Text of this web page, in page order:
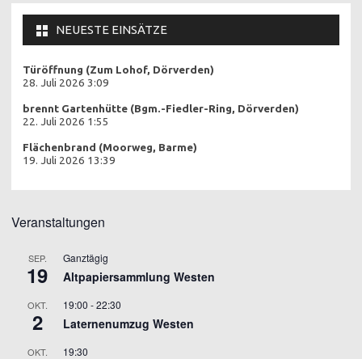
NEUESTE EINSÄTZE
Türöffnung (Zum Lohof, Dörverden)
28. Juli 2026 3:09
brennt Gartenhütte (Bgm.-Fiedler-Ring, Dörverden)
22. Juli 2026 1:55
Flächenbrand (Moorweg, Barme)
19. Juli 2026 13:39
Veranstaltungen
SEP.
19
Ganztägig
Altpapiersammlung Westen
OKT.
2
19:00 -22:30
Laternenumzug Westen
OKT. 19:30